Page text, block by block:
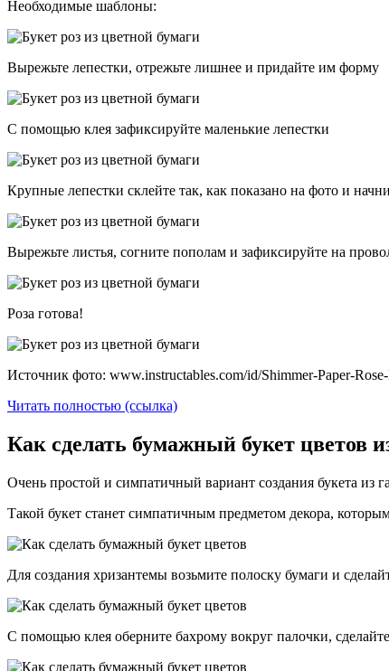
Необходимые шаблоны:
Вырежьте лепестки, отрежьте лишнее и придайте им форму
С помощью клея зафиксируйте маленькие лепестки
Крупные лепестки склейте так, как показано на фото и
Вырежьте листья, согните пополам и зафиксируйте на
Роза готова!
Источник фото: www.instructables.com/id/Shimmer-Paper-
Читать полностью (ссылка)
Как сделать бумажный букет цветов
Очень простой и симпатичный вариант создания букета из
Такой букет станет симпатичным предметом декора,
Для создания хризантемы возьмите полоску бумаги и
С помощью клея оберните бахрому вокруг палочки,